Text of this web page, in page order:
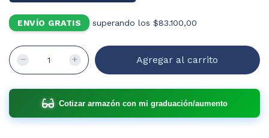
ENVÍO GRATIS superando los $83.100,00
Cotizar armazón con mi graduación/aumento